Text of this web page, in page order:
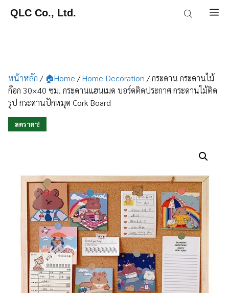
QLC Co., Ltd.
หน้าหลัก / 🏠Home /Home Decoration / กระดาน กระดานไม้
ก๊อก 30×40 ซม. กระดานแฮนเมด บอร์ดติดประกาศ กระดานไม้ติด
รูป กระดานปักหมุด Cork Board
ลดราคา!